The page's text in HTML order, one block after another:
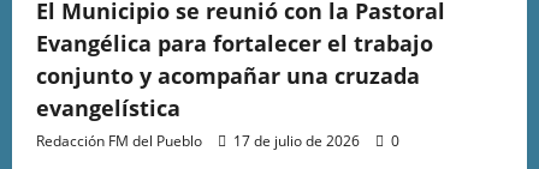
El Municipio se reunió con la Pastoral
Evangélica para fortalecer el trabajo
conjunto y acompañar una cruzada
evangelística
Redacción FM del Pueblo 17 de julio de 2026 0